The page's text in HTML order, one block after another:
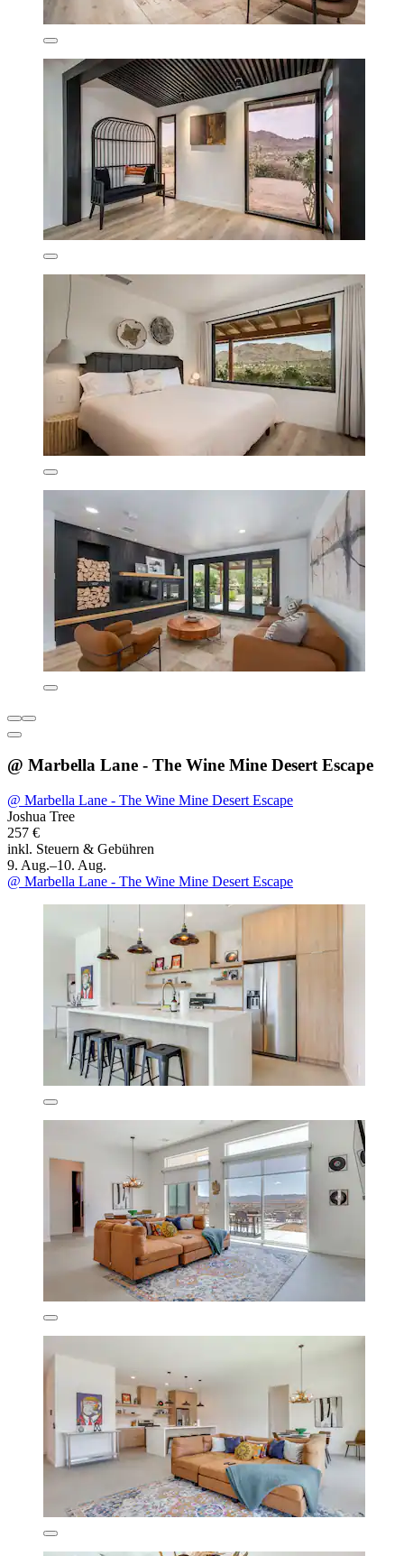
@ Marbella Lane - The Wine Mine Desert Escape
@ Marbella Lane - The Wine Mine Desert Escape
Joshua Tree
257 €
inkl. Steuern & Gebühren
9. Aug.–10. Aug.
@ Marbella Lane - The Wine Mine Desert Escape